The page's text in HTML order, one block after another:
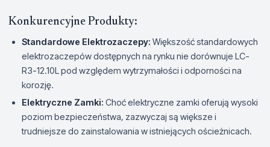
Konkurencyjne Produkty:
Standardowe Elektrozaczepy: Większość standardowych
elektrozaczepów dostępnych na rynku nie dorównuje LC-
R3-12.10L pod względem wytrzymałości i odporności na
korozję.
Elektryczne Zamki: Choć elektryczne zamki oferują wysoki
poziom bezpieczeństwa, zazwyczaj są większe i
trudniejsze do zainstalowania w istniejących ościeżnicach.